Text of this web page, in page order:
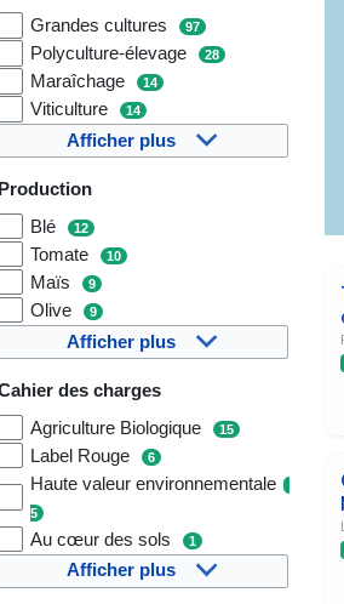
Grandes cultures
97
Polyculture-élevage 28
Maraîchage 14
Viticulture 14
Afficher plus
Production
Blé
12
Tomate 10
Maïs 9
Olive 9
Afficher plus
des charges
Agriculture Biologique
15
Label Rouge 6
Haute valeur environnementale
5
Au cœur des sols 1
Afficher plus